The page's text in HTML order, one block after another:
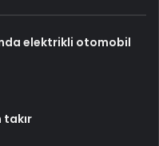
elektrikli otomobil
takır